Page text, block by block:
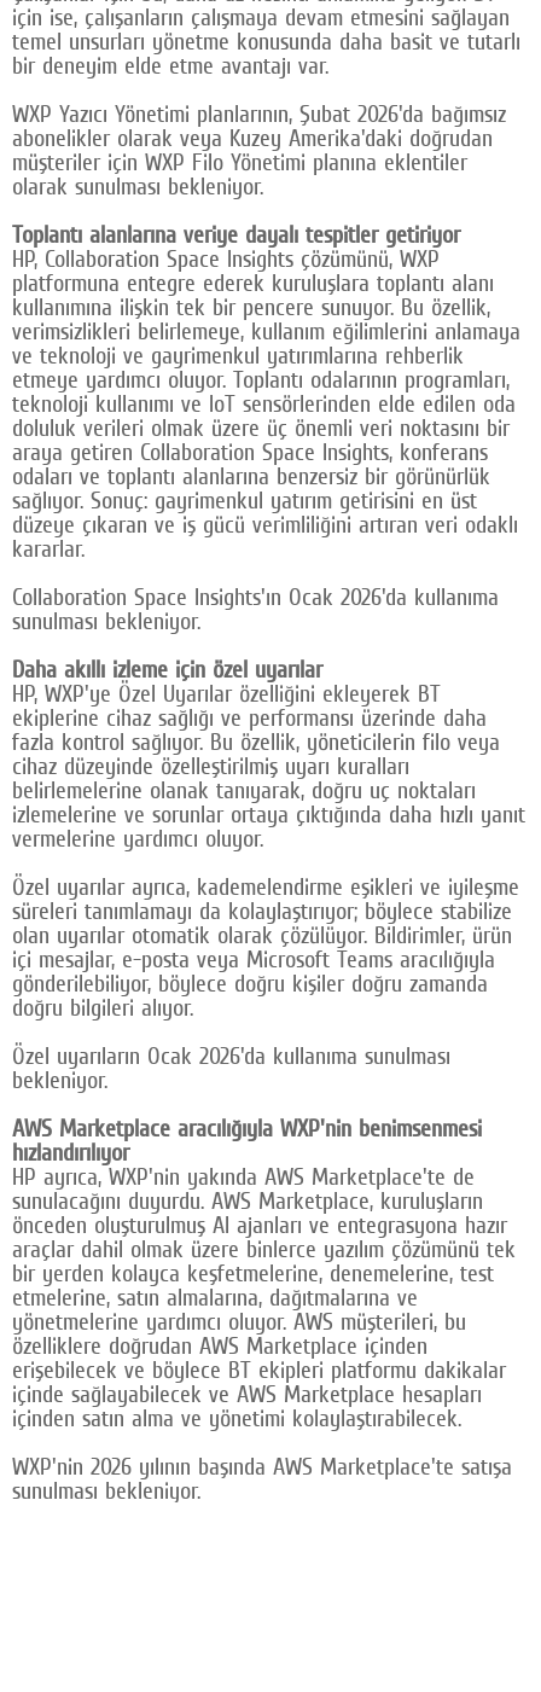
için ise, çalışanların çalışmaya devam etmesini sağlayan
temel unsurları yönetme konusunda daha basit ve tutarlı
bir deneyim elde etme avantajı var.
WXP Yazıcı Yönetimi planlarının, Şubat 2026'da bağımsız
abonelikler olarak veya Kuzey Amerika'daki doğrudan
müşteriler için WXP Filo Yönetimi planına eklentiler
olarak sunulması bekleniyor.
Toplantı alanlarına veriye dayalı tespitler getiriyor
HP, Collaboration Space Insights çözümünü, WXP
platformuna entegre ederek kuruluşlara toplantı alanı
kullanımına ilişkin tek bir pencere sunuyor. Bu özellik,
verimsizlikleri belirlemeye, kullanım eğilimlerini anlamaya
ve teknoloji ve gayrimenkul yatırımlarına rehberlik
etmeye yardımcı oluyor. Toplantı odalarının programları,
teknoloji kullanımı ve IoT sensörlerinden elde edilen oda
doluluk verileri olmak üzere üç önemli veri noktasını bir
araya getiren Collaboration Space Insights, konferans
odaları ve toplantı alanlarına benzersiz bir görünürlük
sağlıyor. Sonuç: gayrimenkul yatırım getirisini en üst
düzeye çıkaran ve iş gücü verimliliğini artıran veri odaklı
kararlar.
Collaboration Space Insights'ın Ocak 2026'da kullanıma
sunulması bekleniyor.
Daha akıllı izleme için özel uyarılar
HP, WXP'ye Özel Uyarılar özelliğini ekleyerek BT
ekiplerine cihaz sağlığı ve performansı üzerinde daha
fazla kontrol sağlıyor. Bu özellik, yöneticilerin filo veya
cihaz düzeyinde özelleştirilmiş uyarı kuralları
belirlemelerine olanak tanıyarak, doğru uç noktaları
izlemelerine ve sorunlar ortaya çıktığında daha hızlı yanıt
vermelerine yardımcı oluyor.
Özel uyarılar ayrıca, kademelendirme eşikleri ve iyileşme
süreleri tanımlamayı da kolaylaştırıyor; böylece stabilize
olan uyarılar otomatik olarak çözülüyor. Bildirimler, ürün
içi mesajlar, e-posta veya Microsoft Teams aracılığıyla
gönderilebiliyor, böylece doğru kişiler doğru zamanda
doğru bilgileri alıyor.
Özel uyarıların Ocak 2026'da kullanıma sunulması
bekleniyor.
AWS Marketplace aracılığıyla WXP'nin benimsenmesi
hızlandırılıyor
HP ayrıca, WXP'nin yakında AWS Marketplace'te de
sunulacağını duyurdu. AWS Marketplace, kuruluşların
önceden oluşturulmuş AI ajanları ve entegrasyona hazır
araçlar dahil olmak üzere binlerce yazılım çözümünü tek
bir yerden kolayca keşfetmelerine, denemelerine, test
etmelerine, satın almalarına, dağıtmalarına ve
yönetmelerine yardımcı oluyor. AWS müşterileri, bu
özelliklere doğrudan AWS Marketplace içinden
erişebilecek ve böylece BT ekipleri platformu dakikalar
içinde sağlayabilecek ve AWS Marketplace hesapları
içinden satın alma ve yönetimi kolaylaştırabilecek.
WXP'nin 2026 yılının başında AWS Marketplace'te satışa
sunulması bekleniyor.